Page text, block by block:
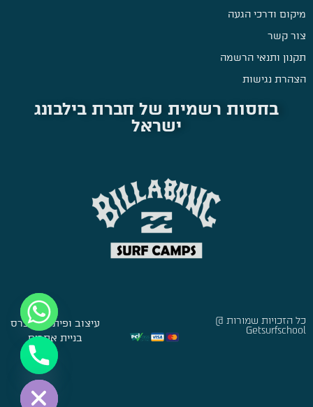
מיקום ודרכי הגעה
צור קשר
תקנון ותנאי הרשמה
הצהרת נגישות
בחסות רשמית של חברת בילבונג
ישראל
כל הזכויות שמורות @
Getsurfschool
עיצוב ופיתוח:סברס
בניית אתרים
Hide chaty